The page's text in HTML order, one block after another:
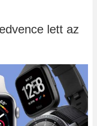
lett az